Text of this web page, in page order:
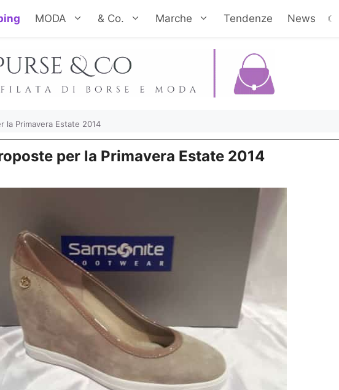
MODA & Co. Marche Tendenze News ☾
la Primavera Estate 2014
per la Primavera Estate 2014